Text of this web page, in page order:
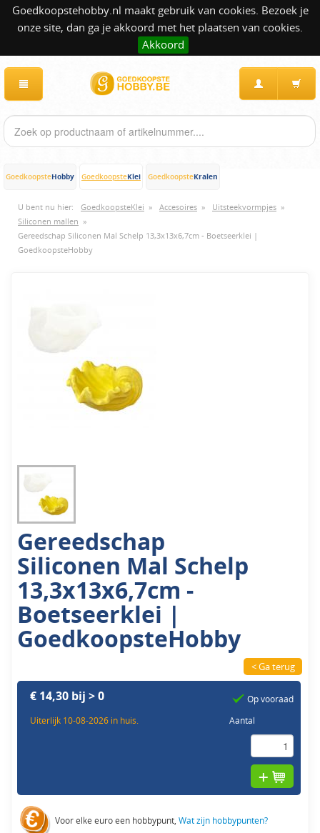
Goedkoopstehobby.nl maakt gebruik van cookies. Bezoek je
onze site, dan ga je akkoord met het plaatsen van cookies.
Akkoord
GoedkoopsteHobby GoedkoopsteKlei GoedkoopsteKralen
U bent nu hier: GoedkoopsteKlei » Accesoires » Uitsteekvormpjes »
Siliconen mallen »
Gereedschap Siliconen Mal Schelp 13,3x13x6,7cm - Boetseerklei |
GoedkoopsteHobby
Gereedschap
Siliconen Mal Schelp
13,3x13x6,7cm -
Boetseerklei |
GoedkoopsteHobby
< Ga terug
€ 14,30 bij > 0
Uiterlijk 10-08-2026 in huis.
Op vooraad
Aantal
Voor elke euro een hobbypunt,Wat zijn hobbypunten?